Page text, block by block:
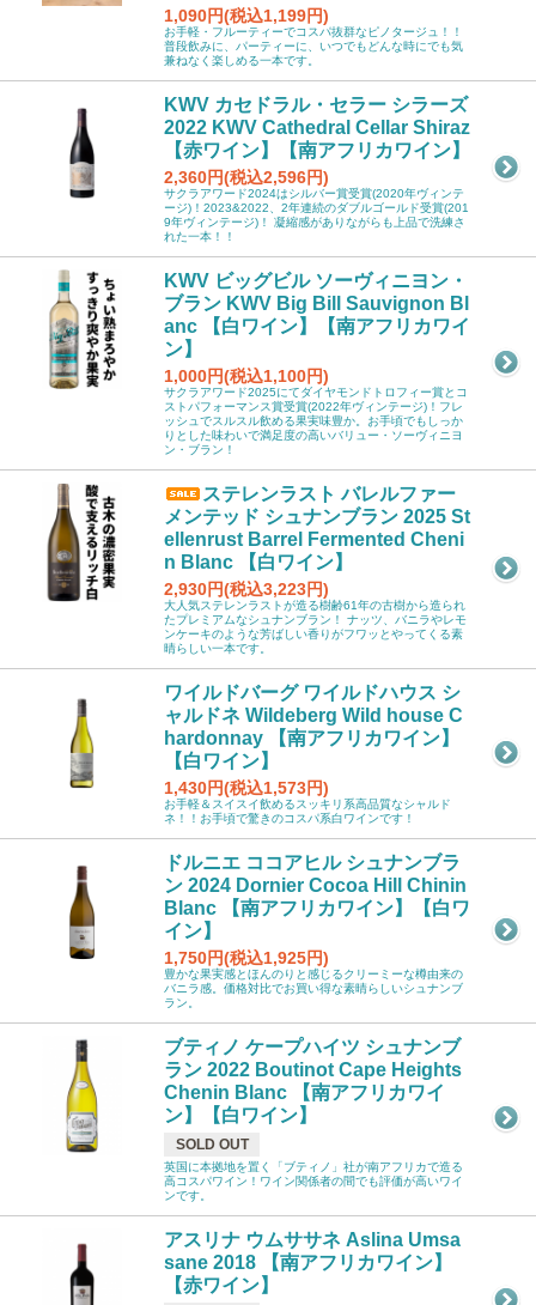
1,090円(税込1,199円)
お手軽・フルーティーでコスパ抜群なピノタージュ！！
普段飲みに、パーティーに、いつでもどんな時にでも気
兼ねなく楽しめる一本です。
KWV カセドラル・セラー シラーズ
2022 KWV Cathedral Cellar Shiraz
【赤ワイン】【南アフリカワイン】
2,360円(税込2,596円)
サクラアワード2024はシルバー賞受賞(2020年ヴィンテ
ージ)！2023&2022、2年連続のダブルゴールド受賞(201
9年ヴィンテージ)！ 凝縮感がありながらも上品で洗練さ
れた一本！！
KWV ビッグビル ソーヴィニヨン・
ブラン KWV Big Bill Sauvignon Bl
anc 【白ワイン】【南アフリカワイ
ン】
1,000円(税込1,100円)
サクラアワード2025にてダイヤモンドトロフィー賞とコ
ストパフォーマンス賞受賞(2022年ヴィンテージ)！フレ
ッシュでスルスル飲める果実味豊か。お手頃でもしっか
りとした味わいで満足度の高いバリュー・ソーヴィニヨ
ン・ブラン！
ステレンラスト バレルファー
メンテッド シュナンブラン 2025 St
ellenrust Barrel Fermented Cheni
n Blanc 【白ワイン】
2,930円(税込3,223円)
大人気ステレンラストが造る樹齢61年の古樹から造られ
たプレミアムなシュナンブラン！ ナッツ、バニラやレモ
ンケーキのような芳ばしい香りがフワッとやってくる素
晴らしい一本です。
ワイルドバーグ ワイルドハウス シ
ャルドネ Wildeberg Wild house C
hardonnay 【南アフリカワイン】
【白ワイン】
1,430円(税込1,573円)
お手軽＆スイスイ飲めるスッキリ系高品質なシャルド
ネ！！お手頃で驚きのコスパ系白ワインです！
ドルニエ ココアヒル シュナンブラ
ン 2024 Dornier Cocoa Hill Chinin
Blanc 【南アフリカワイン】【白ワ
イン】
1,750円(税込1,925円)
豊かな果実感とほんのりと感じるクリーミーな樽由来の
バニラ感。価格対比でお買い得な素晴らしいシュナンブ
ラン。
ブティノ ケープハイツ シュナンブ
ラン 2022 Boutinot Cape Heights
Chenin Blanc 【南アフリカワイ
ン】【白ワイン】
SOLD OUT
英国に本拠地を置く「ブティノ」社が南アフリカで造る
高コスパワイン！ワイン関係者の間でも評価が高いワイ
ンです。
アスリナ ウムササネ Aslina Umsa
sane 2018 【南アフリカワイン】
【赤ワイン】